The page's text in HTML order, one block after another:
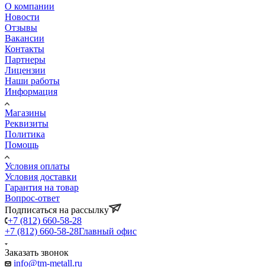
О компании
Новости
Отзывы
Вакансии
Контакты
Партнеры
Лицензии
Наши работы
Информация
Магазины
Реквизиты
Политика
Помощь
Условия оплаты
Условия доставки
Гарантия на товар
Вопрос-ответ
Подписаться на рассылку
+7 (812) 660-58-28
+7 (812) 660-58-28Главный офис
Заказать звонок
info@tm-metall.ru